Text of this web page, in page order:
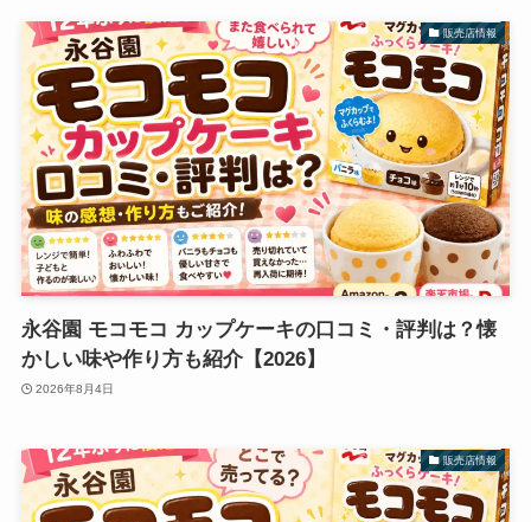
販売店情報
永谷園 モコモコ カップケーキの口コミ・評判は？懐
かしい味や作り方も紹介【2026】
2026年8月4日
販売店情報